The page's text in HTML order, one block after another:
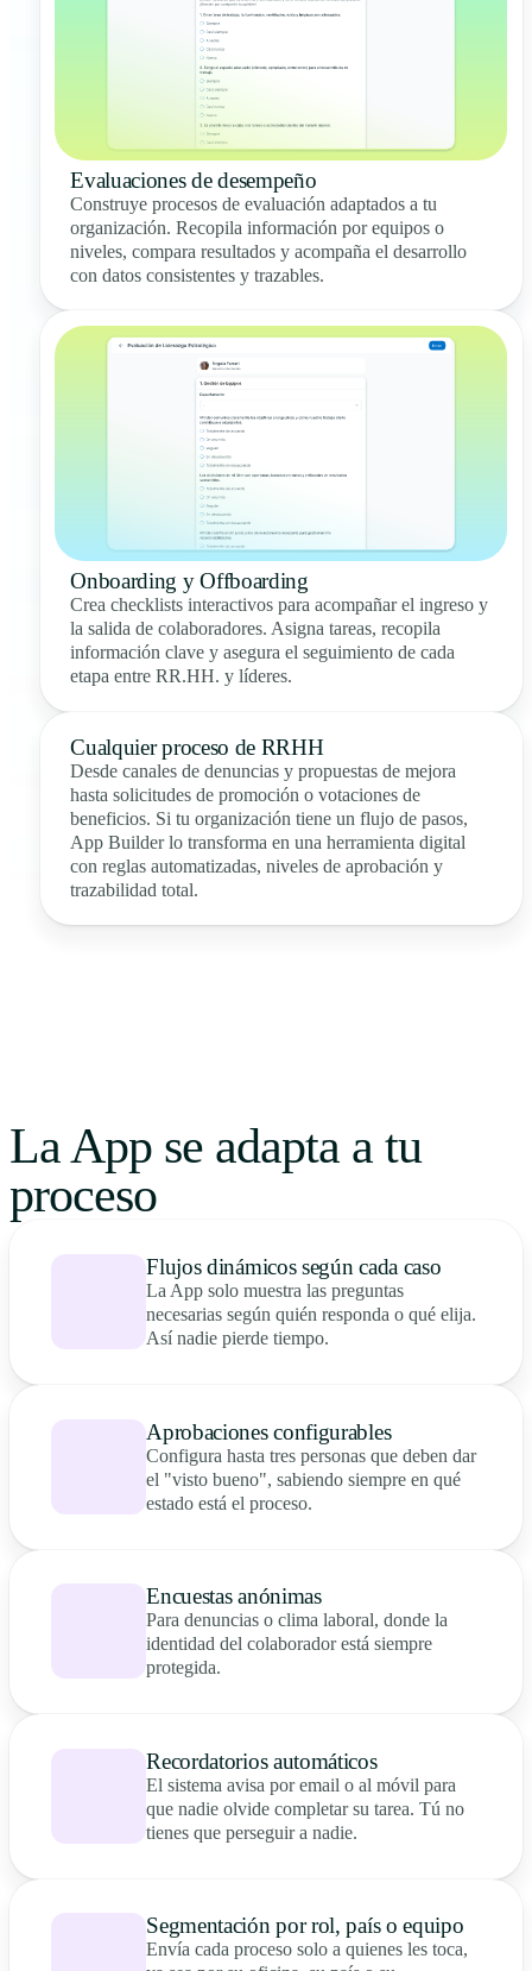
Evaluaciones de desempeño
Construye procesos de evaluación adaptados a tu
organización. Recopila información por equipos o
niveles, compara resultados y acompaña el desarrollo
con datos consistentes y trazables.
Onboarding y Offboarding
Crea checklists interactivos para acompañar el ingreso y
la salida de colaboradores. Asigna tareas, recopila
información clave y asegura el seguimiento de cada
etapa entre RR.HH. y líderes.
Cualquier proceso de RRHH
Desde canales de denuncias y propuestas de mejora
hasta solicitudes de promoción o votaciones de
beneficios. Si tu organización tiene un flujo de pasos,
App Builder lo transforma en una herramienta digital
con reglas automatizadas, niveles de aprobación y
trazabilidad total.
La App se adapta a tu
proceso
Flujos dinámicos según cada caso
La App solo muestra las preguntas
necesarias según quién responda o qué elija.
Así nadie pierde tiempo.
Aprobaciones configurables
Configura hasta tres personas que deben dar
el "visto bueno", sabiendo siempre en qué
estado está el proceso.
Encuestas anónimas
Para denuncias o clima laboral, donde la
identidad del colaborador está siempre
protegida.
Recordatorios automáticos
El sistema avisa por email o al móvil para
que nadie olvide completar su tarea. Tú no
tienes que perseguir a nadie.
Segmentación por rol, país o equipo
Envía cada proceso solo a quienes les toca,